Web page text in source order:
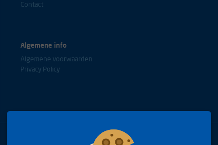
Contact
Algemene info
Algemene voorwaarden
Privacy Policy
Bel met onze experts